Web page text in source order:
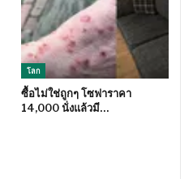
โลก
ซื้อไม่ใช่ถูกๆ โซฟาราคา
14,000 นั่งแล้วมี…